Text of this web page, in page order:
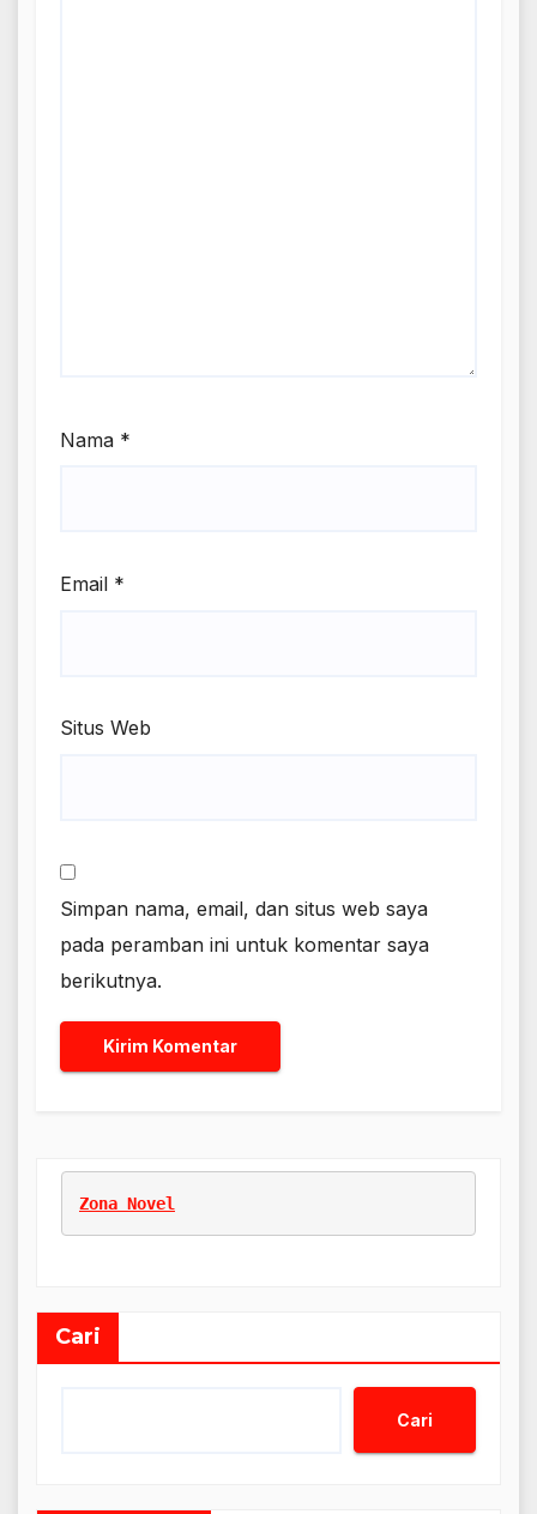
Nama *
Email *
Situs Web
Simpan nama, email, dan situs web saya
pada peramban ini untuk komentar saya
berikutnya.
Zona Novel
Cari
Cari